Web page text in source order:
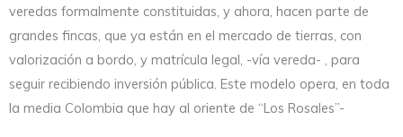
veredas formalmente constituidas, y ahora, hacen parte de
grandes fincas, que ya están en el mercado de tierras, con
valorización a bordo, y matrícula legal, -vía vereda- , para
seguir recibiendo inversión pública. Este modelo opera, en toda
la media Colombia que hay al oriente de “Los Rosales”-